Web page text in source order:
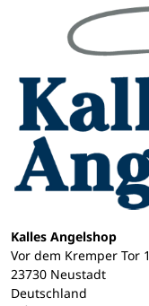
Kalles Angelshop
Vor dem Kremper Tor 1
23730 Neustadt
Deutschland